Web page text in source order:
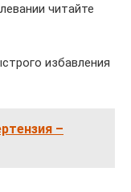
читайте
избавления
–